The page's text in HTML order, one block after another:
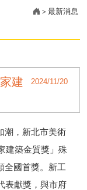
最新消息
2024/11/20
建
潮，新北市美術
建築金質獎」殊
全國首獎。新工
表獻獎，與市府